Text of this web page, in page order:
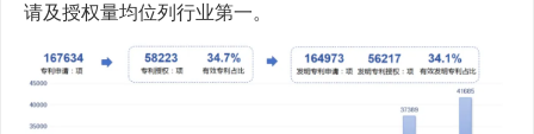
请及授权量均位列行业第一。